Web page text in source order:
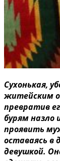
Сухонькая,
житейским
превратив
бурям назло
проявить
оставаясь в
девушкой.